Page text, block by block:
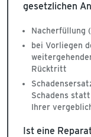
gesetzlichen
Nacherfüllung
bei Vorliegen
Rücktritt
Schadens
Ihrer
Ist eine